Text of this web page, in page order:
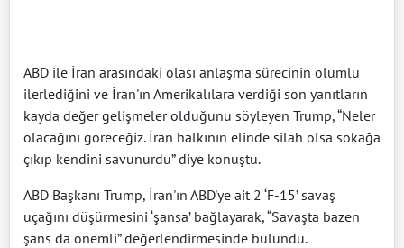
ABD ile İran arasındaki olası anlaşma sürecinin olumlu
ilerlediğini ve İran'ın Amerikalılara verdiği son yanıtların
kayda değer gelişmeler olduğunu söyleyen Trump, “Neler
olacağını göreceğiz. İran halkının elinde silah olsa sokağa
çıkıp kendini savunurdu” diye konuştu.
ABD Başkanı Trump, İran'ın ABD'ye ait 2 ‘F-15’ savaş
uçağını düşürmesini ‘şansa’ bağlayarak, “Savaşta bazen
şans da önemli” değerlendirmesinde bulundu.